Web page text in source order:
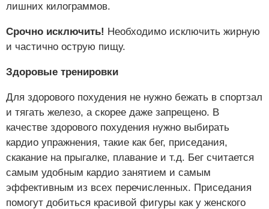
лишних килограммов.
Срочно исключить! Необходимо исключить жирную
и частично острую пищу.
Здоровые тренировки
Для здорового похудения не нужно бежать в спортзал
и тягать железо, а скорее даже запрещено. В
качестве здорового похудения нужно выбирать
кардио упражнения, такие как бег, приседания,
скакание на прыгалке, плавание и т.д. Бег считается
самым удобным кардио занятием и самым
эффективным из всех перечисленных. Приседания
помогут добиться красивой фигуры как у женского